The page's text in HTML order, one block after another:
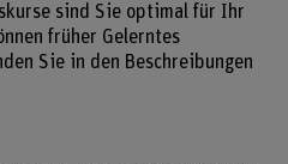
sind Sie optimal für Ihr
früher Gelerntes
Sie in den Beschreibungen